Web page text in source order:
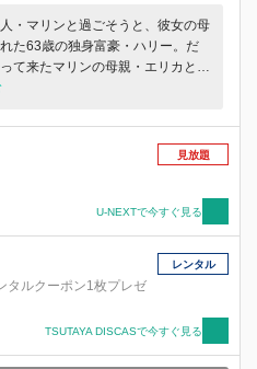
・マリンと過ごそうと、彼女の母
た63歳の独身富豪・ハリー。だ
て来たマリンの母親・エリカと鉢
う。気まずい雰囲気の中、ハリー
…。
見放題
U-NEXTで今すぐ見る
タルクーポン1枚プレゼ
レンタル
TSUTAYA DISCASで今すぐ見る